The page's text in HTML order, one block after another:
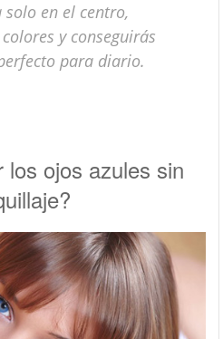
en el centro,
y conseguirás
para diario.
los ojos azules sin